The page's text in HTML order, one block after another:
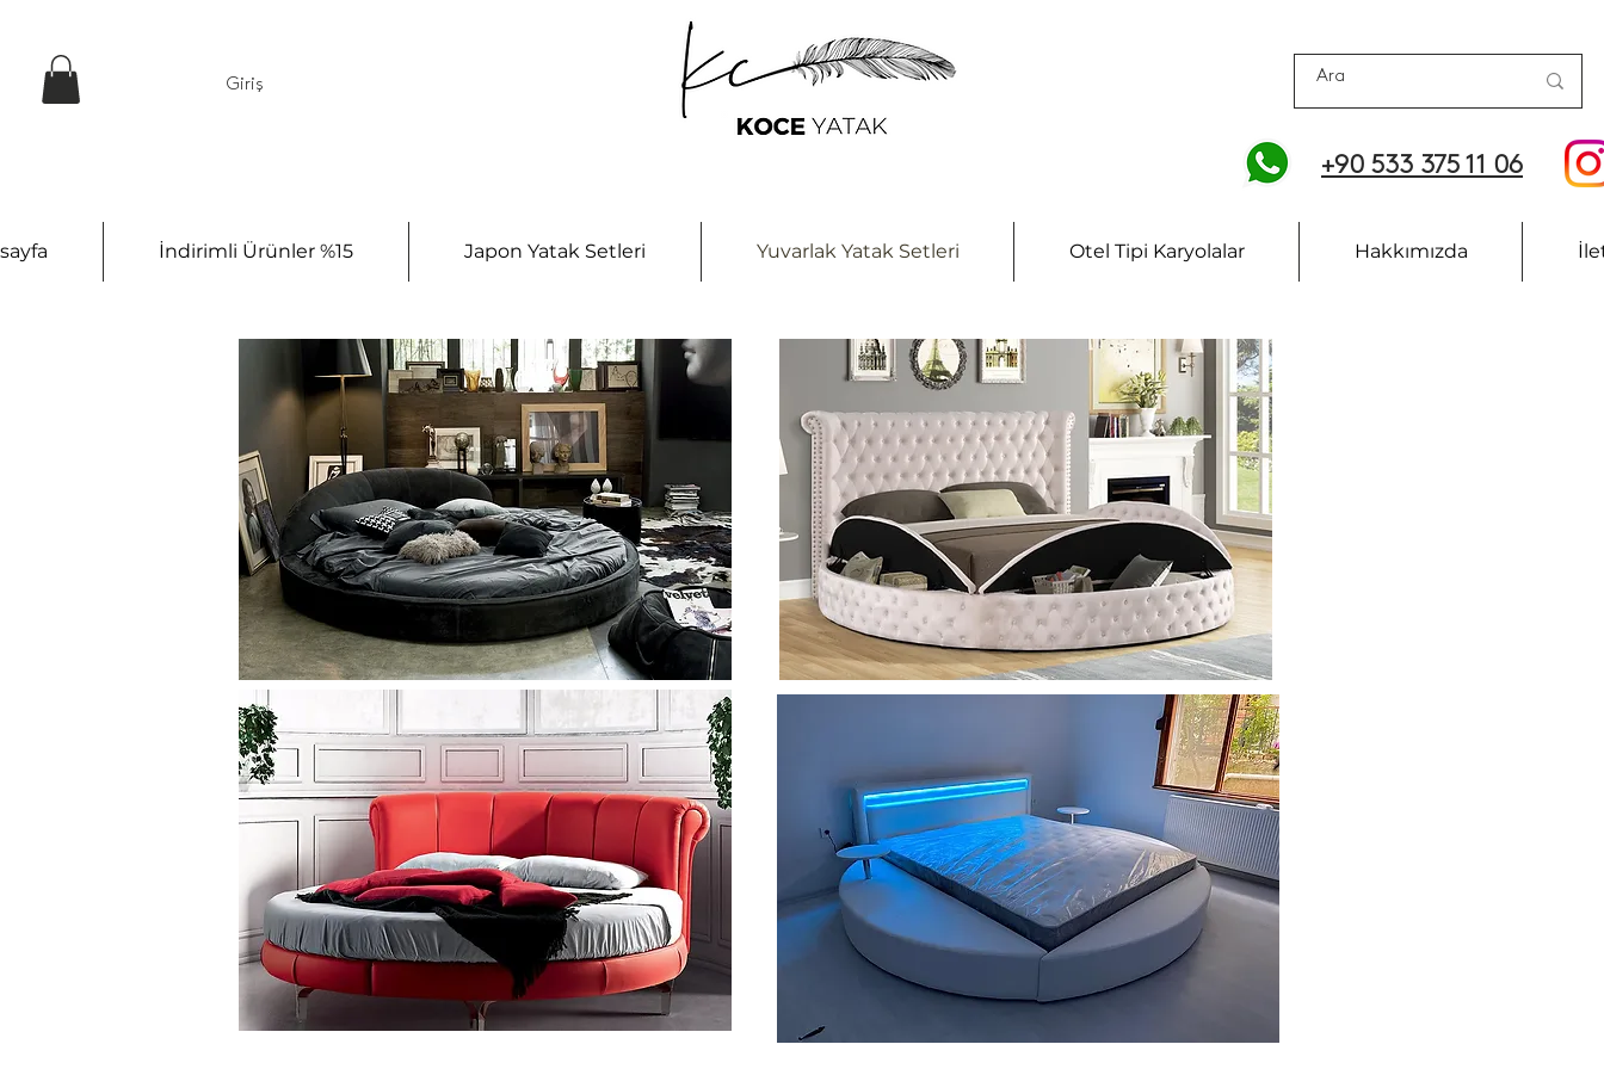
Giriş
+90 533 375 11 06
İndirimli Ürünler %15 Japon Yatak Setleri Yuvarlak Yatak Setleri Otel Tipi Karyolalar Hakkımızda